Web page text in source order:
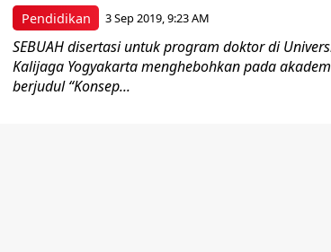
Pendidikan 3 Sep 2019, 9:23 AM
SEBUAH disertasi untuk program doktor di
Kalijaga Yogyakarta menghebohkan pada
berjudul “Konsep...